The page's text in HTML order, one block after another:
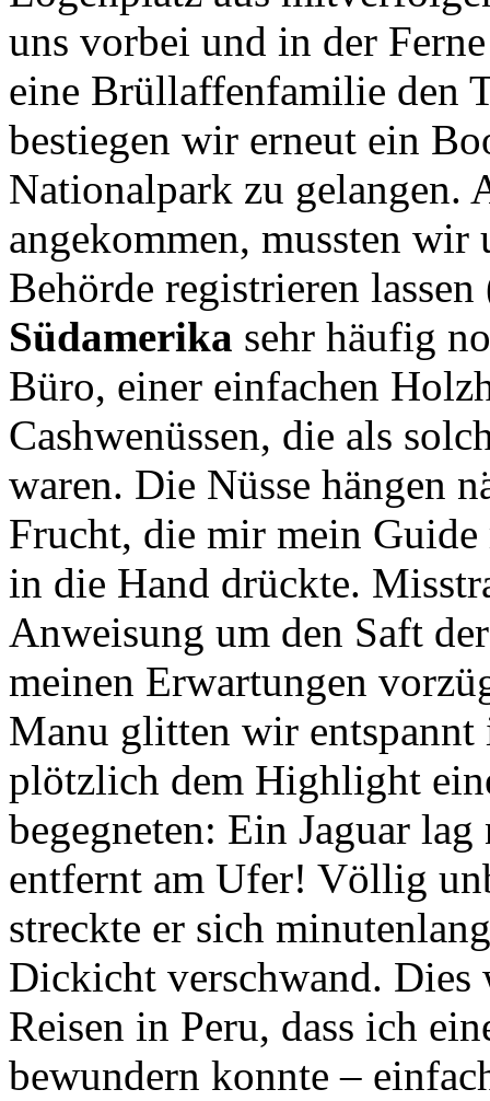
uns vorbei und in der
eine Brüllaffenfamilie den
bestiegen wir erneut ein
Nationalpark zu gelangen.
angekommen, mussten wir
Behörde registrieren
Südamerika sehr häufig
Büro, einer einfachen
Cashwenüssen, die als
waren. Die Nüsse hängen
Frucht, die mir mein
in die Hand drückte.
Anweisung um den Saft
meinen Erwartungen
Manu glitten wir
plötzlich dem Highlight
begegneten: Ein Jaguar
entfernt am Ufer! Völlig
streckte er sich
Dickicht verschwand. Dies
Reisen in Peru, dass ich
bewundern konnte –